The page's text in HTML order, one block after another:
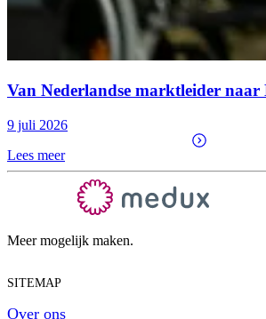
Van Nederlandse marktleider naar
9 juli 2026
Lees meer
Meer mogelijk maken.
SITEMAP
Over ons